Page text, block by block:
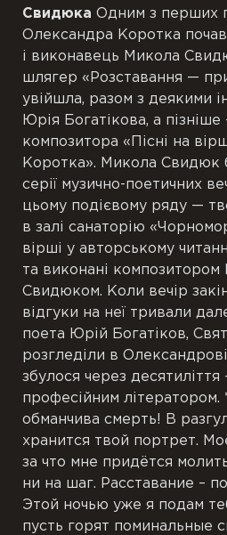
Свидюка Одним з перших
Олександра Коротка
і виконавець Микола
шлягер «Розставання —
увійшла, разом з деякими
Юрія Богатікова, а
композитора «Пісні на
Коротка». Микола Свидюк
серії музично-поетичних
цьому подієвому ряду —
в залі санаторію
вірші у авторському
та виконані
Свидюком. Коли вечір
відгуки на неї тривали
поета Юрій Богатіков,
розгледіли в
збулося через десятиліття
професійним літератором.
обманчива смерть! В
хранится твой портрет.
за что мне придётся
ни на шаг. Расставание –
Этой ночью уже я подам
пусть горят поминальные